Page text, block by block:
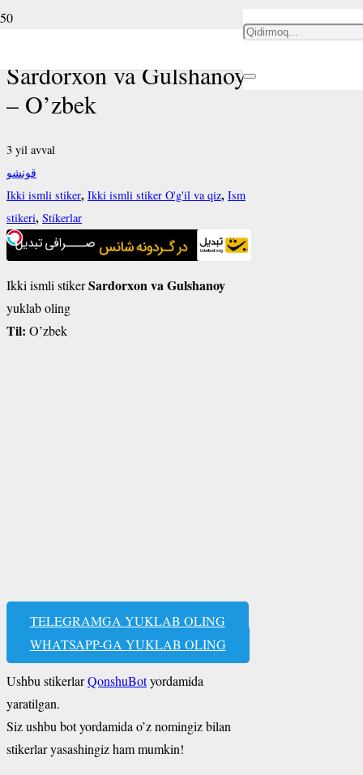
Sardorxon va Gulshanoy
– O’zbek
3 yil avval
قونشو
Ikki ismli stiker, Ikki ismli stiker O'g'il va qiz, Ism
stikeri, Stikerlar
Ikki ismli stikerSardorxon va Gulshanoy
yuklab oling
Til: O’zbek
TELEGRAMGA YUKLAB OLING
WHATSAPP-GA YUKLAB OLING
Ushbu stikerlarQonshuBotyordamida
yaratilgan.
Siz ushbu bot yordamida o’z nomingiz bilan
stikerlar yasashingiz ham mumkin!